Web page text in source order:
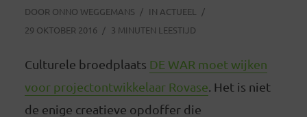
DOOR ONNO WEGGEMANS IN ACTUEEL
29 OKTOBER 2016
3 MINUTEN LEESTIJD
Culturele broedplaats DE WAR moet wijken
voor projectontwikkelaar Rovase . Het is niet
de enige creatieve opdoffer die